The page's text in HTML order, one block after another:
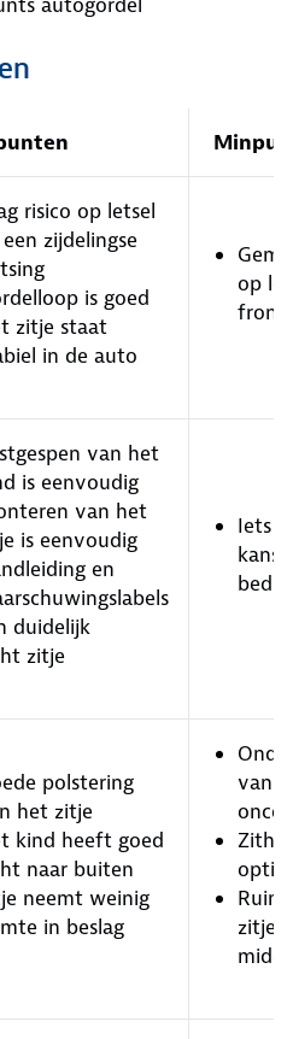
autogordel
risico op letsel
zijdelingse
is goed
zitje staat
in de auto
op
van het
is eenvoudig
van het
is eenvoudig
en
duidelijk
zitje
Iets
kans
polstering
het zitje
kind heeft goed
naar buiten
neemt weinig
in beslag
van
zitje